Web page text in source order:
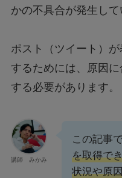
かの不具合が発生して
ポスト（ツイート）
するためには、原因
する必要があります。
講師 みかみ
この記事で
を取得で
状況や原